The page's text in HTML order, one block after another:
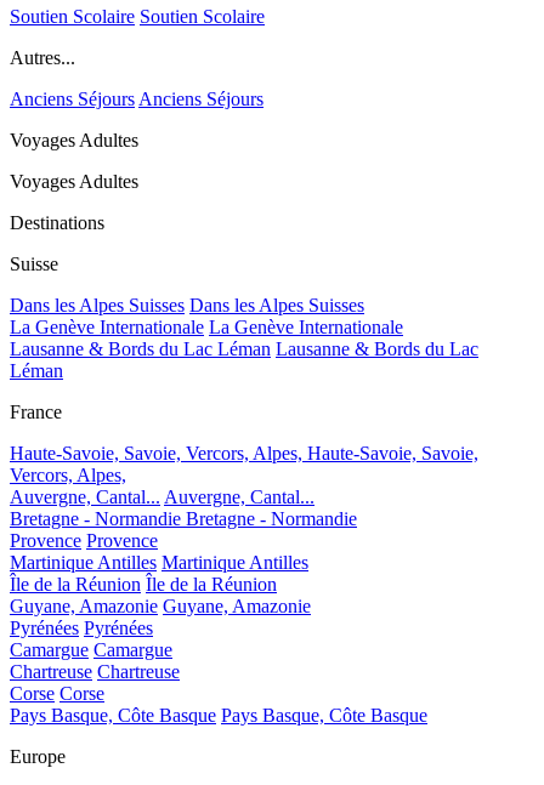
Soutien Scolaire Soutien Scolaire
Autres...
Anciens Séjours Anciens Séjours
Voyages Adultes
Voyages Adultes
Destinations
Suisse
Dans les Alpes Suisses Dans les Alpes Suisses
La Genève Internationale La Genève Internationale
Lausanne & Bords du Lac Léman Lausanne & Bords du Lac
Léman
France
Haute-Savoie, Savoie, Vercors, Alpes, Haute-Savoie, Savoie,
Vercors, Alpes,
Auvergne, Cantal... Auvergne, Cantal...
Bretagne - Normandie Bretagne - Normandie
Provence Provence
Martinique Antilles Martinique Antilles
Île de la Réunion Île de la Réunion
Guyane, Amazonie Guyane, Amazonie
Pyrénées Pyrénées
Camargue Camargue
Chartreuse Chartreuse
Corse Corse
Pays Basque, Côte Basque Pays Basque, Côte Basque
Europe